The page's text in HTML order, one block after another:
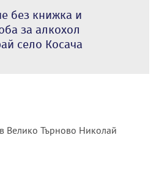
без книжка и
за алкохол
село Косача
Велико Търново Николай